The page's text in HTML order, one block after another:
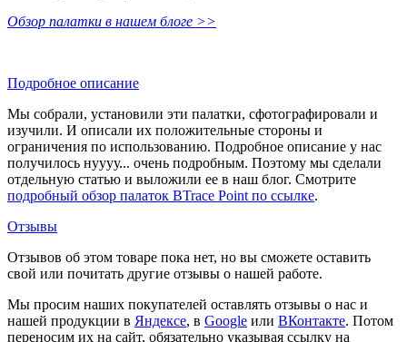
Обзор палатки в нашем блоге >>
Подробное описание
Мы собрали, установили эти палатки, сфотографировали и
изучили. И описали их положительные стороны и
ограничения по использованию. Подробное описание у нас
получилось нуууу... очень подробным. Поэтому мы сделали
отдельную статью и выложили ее в наш блог. Смотрите
подробный обзор палаток BTrace Point по ссылке.
Отзывы
Отзывов об этом товаре пока нет, но вы сможете оставить
свой или почитать другие отзывы о нашей работе.
Мы просим наших покупателей оставлять отзывы о нас и
нашей продукции в Яндексе, в Google или ВКонтакте. Потом
переносим их на сайт, обязательно указывая ссылку на